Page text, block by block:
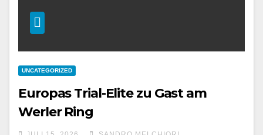
UNCATEGORIZED
Europas Trial-Elite zu Gast am
Werler Ring